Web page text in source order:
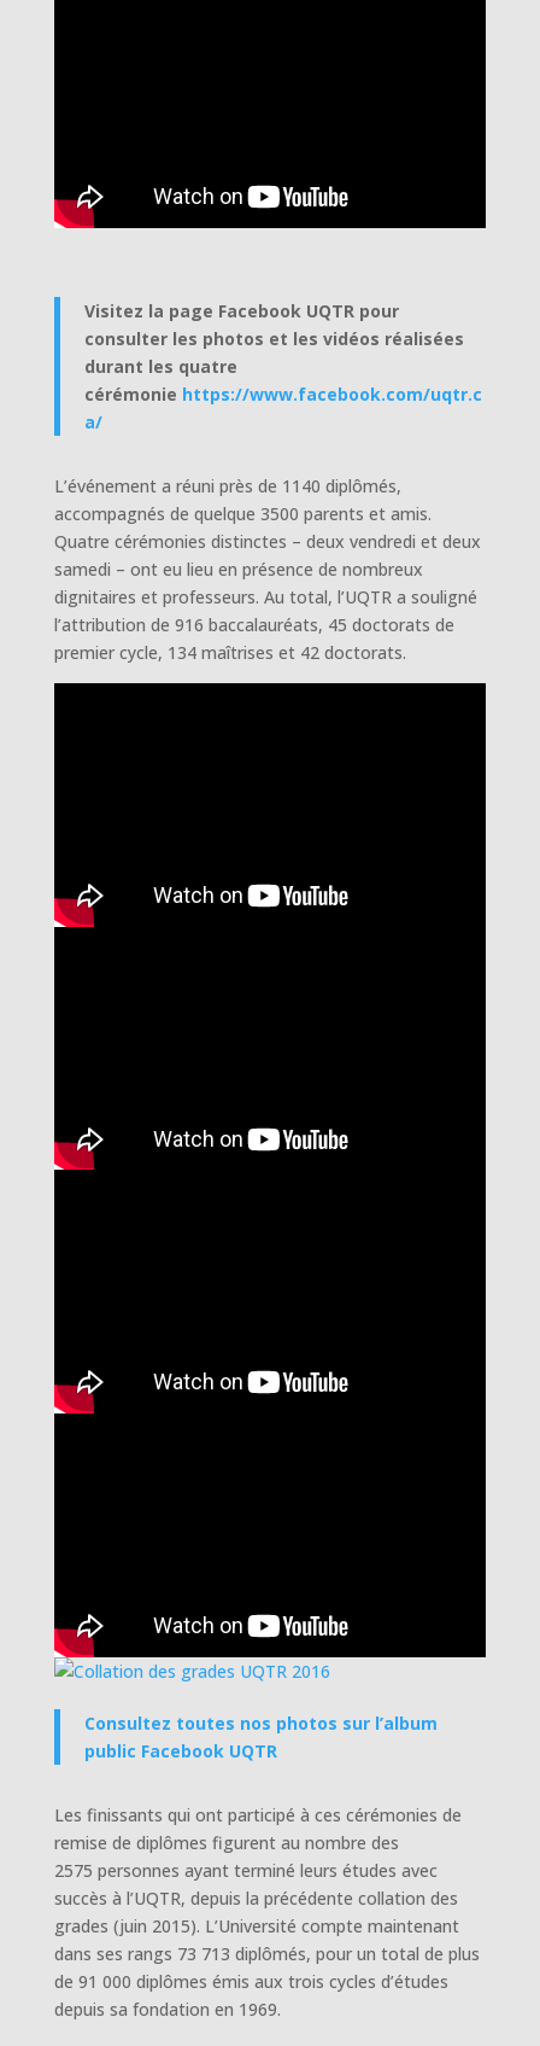
Visitez la page Facebook UQTR pour
consulter les photos et les vidéos réalisées
durant les quatre
cérémonie https://www.facebook.com/uqtr.c
a/
L’événement a réuni près de 1140 diplômés,
accompagnés de quelque 3500 parents et amis.
Quatre cérémonies distinctes – deux vendredi et deux
samedi – ont eu lieu en présence de nombreux
dignitaires et professeurs. Au total, l’UQTR a souligné
l’attribution de 916 baccalauréats, 45 doctorats de
premier cycle, 134 maîtrises et 42 doctorats.
Consultez toutes nos photos sur l’album
public Facebook UQTR
Les finissants qui ont participé à ces cérémonies de
remise de diplômes figurent au nombre des
2575 personnes ayant terminé leurs études avec
succès à l’UQTR, depuis la précédente collation des
grades (juin 2015). L’Université compte maintenant
dans ses rangs 73 713 diplômés, pour un total de plus
de 91 000 diplômes émis aux trois cycles d’études
depuis sa fondation en 1969.